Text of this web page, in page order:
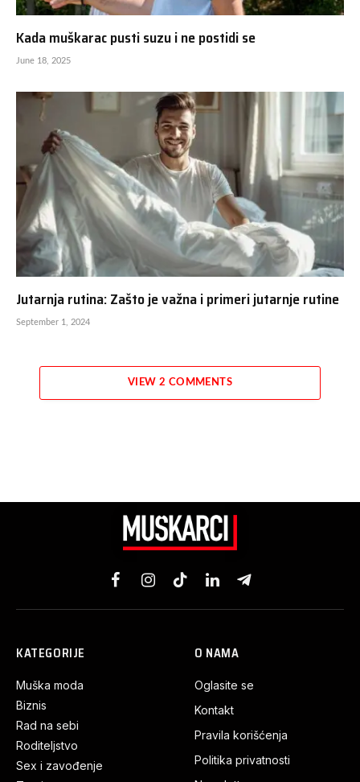
Kada muškarac pusti suzu i ne postidi se
June 18, 2025
Jutarnja rutina: Zašto je važna i primeri jutarnje rutine
September 1, 2024
VIEW 2 COMMENTS
FacebookInstagramTikTokLinkedInTelegram
KATEGORIJE
Muška moda
Biznis
Rad na sebi
Roditeljstvo
Sex i zavođenje
O NAMA
Oglasite se
Kontakt
Pravila korišćenja
Politika privatnosti